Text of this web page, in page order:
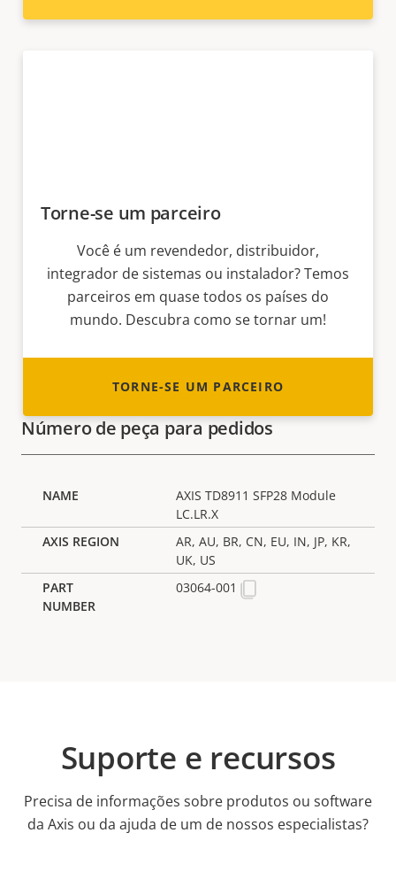
Torne-se um parceiro
Você é um revendedor, distribuidor,
integrador de sistemas ou instalador? Temos
parceiros em quase todos os países do
mundo. Descubra como se tornar um!
TORNE-SE UM PARCEIRO
Número de peça para pedidos
AXIS TD8911 SFP28 Module
LC.LR.X
AR, AU, BR, CN, EU, IN, JP, KR,
UK, US
03064-001
Suporte e recursos
Precisa de informações sobre produtos ou software
da Axis ou da ajuda de um de nossos especialistas?